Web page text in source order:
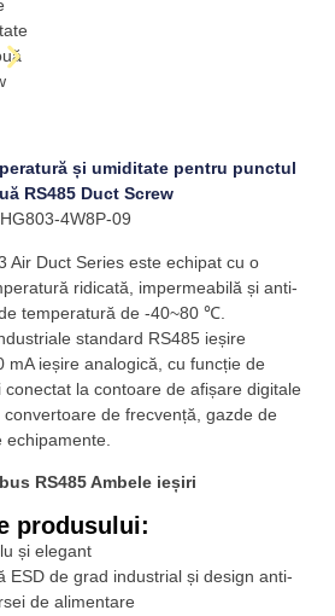
și umiditate pentru punctul
RS485 Duct Screw
HG803-4W8P-09
Air Duct Series este echipat cu o
ridicată, impermeabilă și anti-
temperatură de -40~80 ℃.
standard RS485 ieșire
mA ieșire analogică, cu funcție de
la contoare de afișare digitale
de frecvență, gazde de
RS485 Ambele ieșiri
produsului:
și elegant
ESD de grad industrial și design anti-
de alimentare